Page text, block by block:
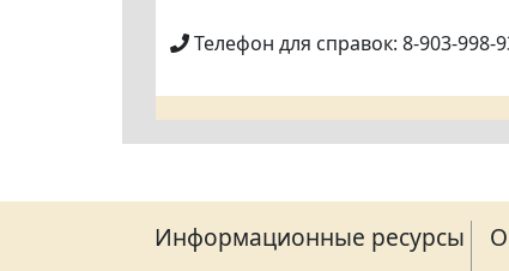
Телефон для справок: 8-903-998-
Информационные ресурсы